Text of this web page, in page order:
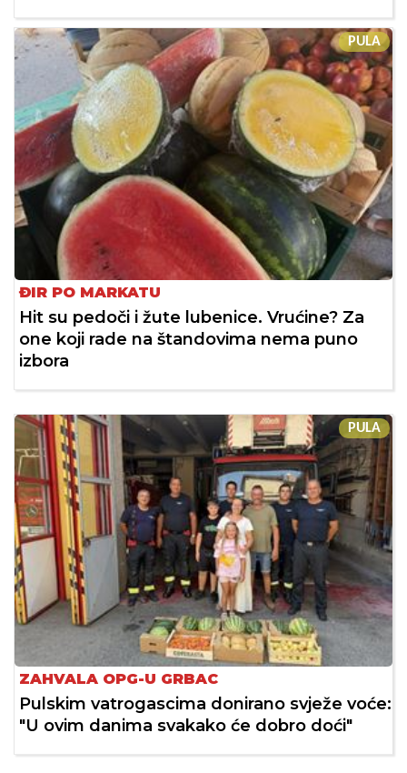
PULA
ĐIR PO MARKATU
Hit su pedoči i žute lubenice. Vrućine? Za
one koji rade na štandovima nema puno
izbora
PULA
ZAHVALA OPG-U GRBAC
Pulskim vatrogascima donirano svježe voće:
"U ovim danima svakako će dobro doći"